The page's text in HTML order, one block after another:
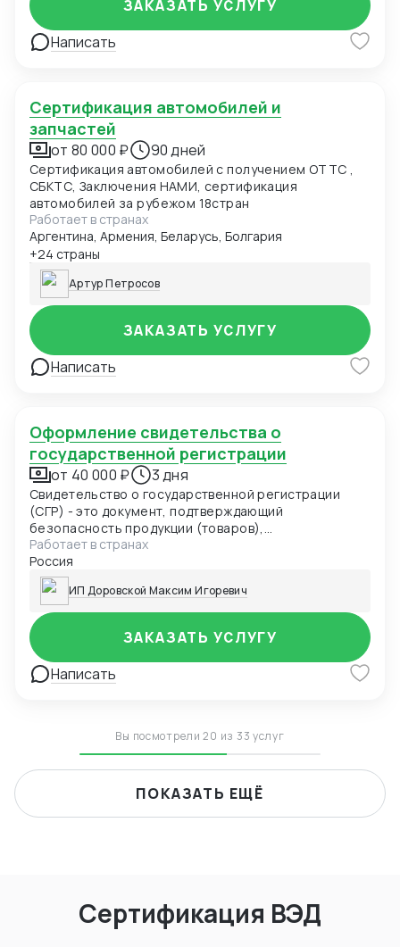
Написать
ЗАКАЗАТЬ УСЛУГУ
Сертификация автомобилей и
запчастей
от 80 000 ₽ 90 дней
Сертификация автомобилей с получением ОТТС ,
СБКТС, Заключения НАМИ, сертификация
автомобилей за рубежом 18стран
Работает в странах
Аргентина, Армения, Беларусь, Болгария
+24 страны
Артур Петросов
Написать
ЗАКАЗАТЬ УСЛУГУ
Оформление свидетельства о
государственной регистрации
от 40 000 ₽ 3 дня
Свидетельство о государственной регистрации
(СГР) - это документ, подтверждающий
безопасность продукции (товаров),
удостоверяющий соответствие продукции
(товаров) единым санитарно-эпидемиологическим
и гигиеническим требованиям и выдаваемый
уполномоченным органом в области санитарно-
эпидемиологического благополучия населения по
единой форме.
Работает в странах
Россия
ИП Доровской Максим Игоревич
Написать
ЗАКАЗАТЬ УСЛУГУ
Вы посмотрели 20 из 33 услуг
ПОКАЗАТЬ ЕЩЁ
Сертификация ВЭД